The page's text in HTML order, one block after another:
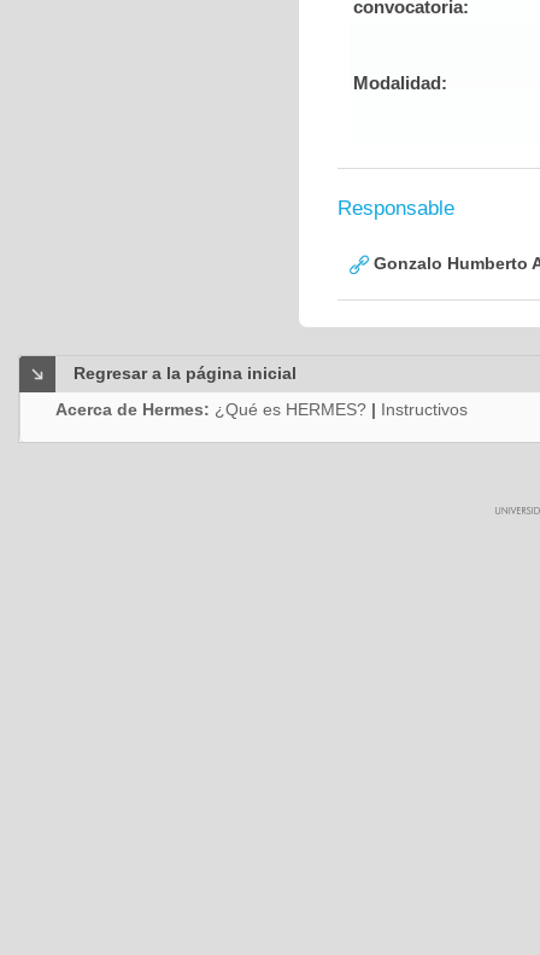
convocatoria:
Modalidad:
Responsable
Gonzalo Humberto
Regresar a la página inicial
Acerca de Hermes: ¿Qué es HERMES? | Instructivos